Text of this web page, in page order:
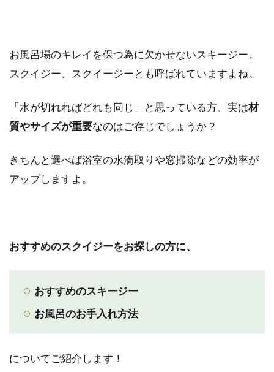
お風呂場のキレイを保つ為に欠かせないスキージー。
スクイジー、スクイージーとも呼ばれていますよね。
「水が切れればどれも同じ」と思っている方、実は材
質やサイズが重要なのはご存じでしょうか？
きちんと選べば浴室の水滴取りや窓掃除などの効率が
アップしますよ。
おすすめのスクイジーをお探しの方に、
おすすめのスキージー
お風呂のお手入れ方法
についてご紹介します！